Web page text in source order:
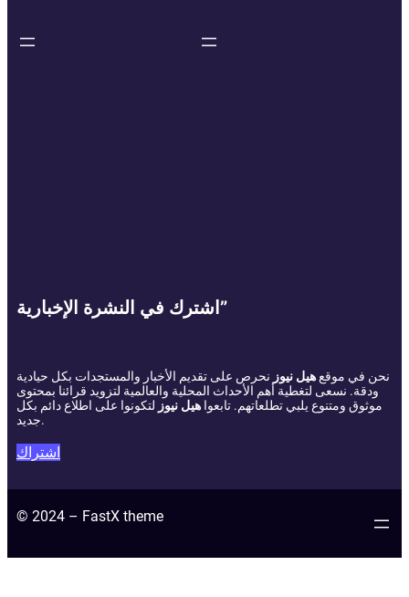
اشترك في النشرة الإخبارية”
نحن في موقعهيل نيوز نحرص على تقديم الأخبار والمستجدات بكل حيادية
ودقة. نسعى لتغطية أهم الأحداث المحلية والعالمية لتزويد قرائنا بمحتوى
موثوق ومتنوع يلبي تطلعاتهم. تابعوا هيل نيوز لتكونوا على اطلاع دائم بكل
جديد.
اشتراك
© 2024 – FastX theme